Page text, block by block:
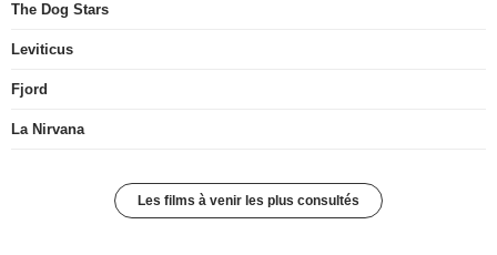
The Dog Stars
Leviticus
Fjord
La Nirvana
Les films à venir les plus consultés